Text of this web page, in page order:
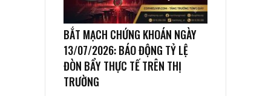
BẮT MẠCH CHỨNG KHOÁN NGÀY
13/07/2026: BÁO ĐỘNG TỶ LỆ
ĐÒN BẨY THỰC TẾ TRÊN THỊ
TRƯỜNG